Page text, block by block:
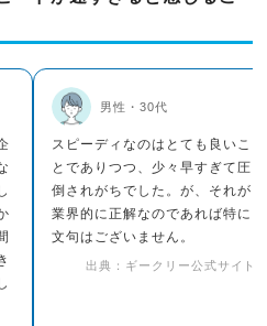
男性・30代
スピーディなのはとても良いこ
とでありつつ、少々早すぎて圧
倒されがちでした。が、それが
業界的に正解なのであれば特に
文句はございません。
出典：ギークリー公式サイト